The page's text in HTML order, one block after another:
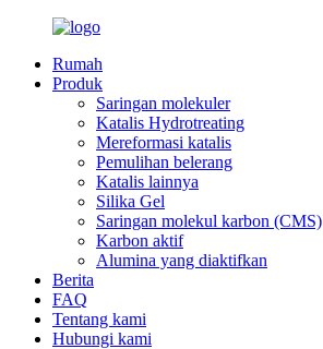
Rumah
Produk
Saringan molekuler
Katalis Hydrotreating
Mereformasi katalis
Pemulihan belerang
Katalis lainnya
Silika Gel
Saringan molekul karbon (CMS)
Karbon aktif
Alumina yang diaktifkan
Berita
FAQ
Tentang kami
Hubungi kami